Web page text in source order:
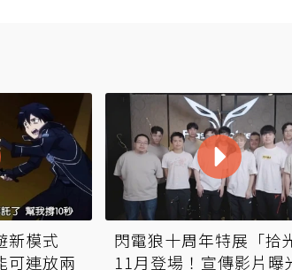
新模式
可連放兩
閃電狼十周年特展「拾
11月登場！宣傳影片曝